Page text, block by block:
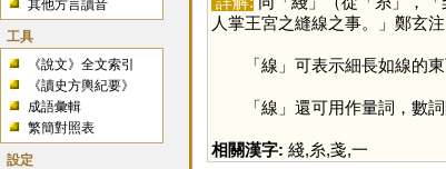
其他方言讀音
工具
《說文》全文索引
《讀史方輿紀要》
成語彙輯
繁簡對照表
設定
人掌王宮之縫線之事。」鄭玄
「線 」可表示細長如線的
「線 」還可用作量詞，數
相關漢字: 綫,糸,戔,一